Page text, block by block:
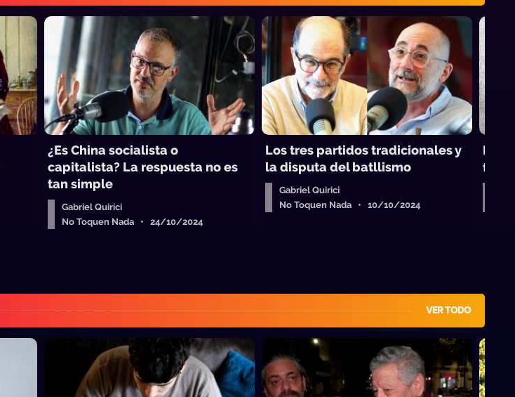
¿Es China socialista o
capitalista? La respuesta no es
tan simple
Gabriel Quirici
No Toquen Nada • 24/10/2024
Los tres partidos tradicionales y
la disputa del batllismo
Gabriel Quirici
No Toquen Nada • 10/10/2024
VER TODO